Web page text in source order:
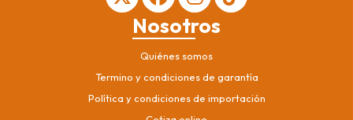
Nosotros
Quiénes somos
Termino y condiciones de garantía
Política y condiciones de importación